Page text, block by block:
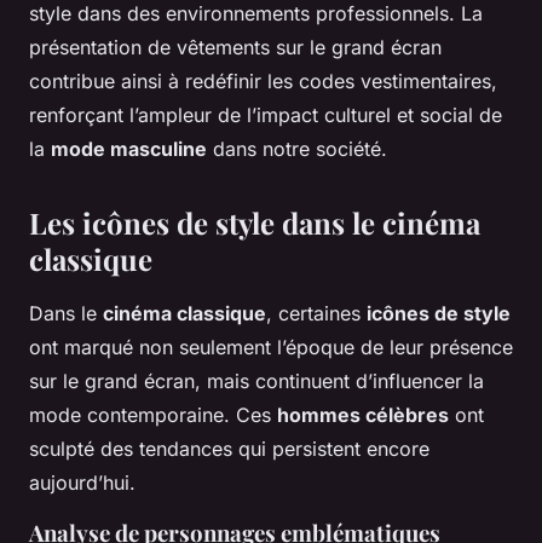
style dans des environnements professionnels. La
présentation de vêtements sur le grand écran
contribue ainsi à redéfinir les codes vestimentaires,
renforçant l’ampleur de l’impact culturel et social de
la mode masculine dans notre société.
Les icônes de style dans le cinéma
classique
Dans le cinéma classique, certaines icônes de style
ont marqué non seulement l’époque de leur présence
sur le grand écran, mais continuent d’influencer la
mode contemporaine. Ces hommes célèbres ont
sculpté des tendances qui persistent encore
aujourd’hui.
Analyse de personnages emblématiques